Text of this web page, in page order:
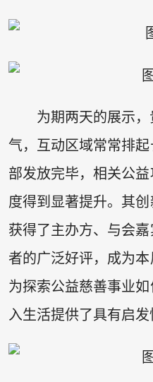
为期两天的展示
气，互动区域常常排
部发放完毕，相关公
度得到显著提升。其
获得了主办方、与会
者的广泛好评，成为本
为探索公益慈善事业
入生活提供了具有启发